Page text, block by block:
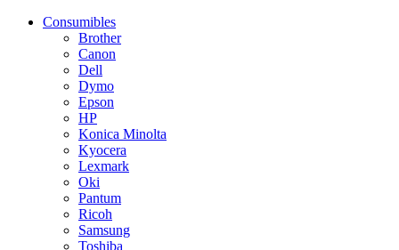
Consumibles
Brother
Canon
Dell
Dymo
Epson
HP
Konica Minolta
Kyocera
Lexmark
Oki
Pantum
Ricoh
Samsung
Toshiba